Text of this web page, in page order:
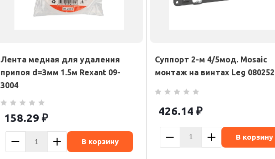
Лента медная для удаления
припоя d=3мм 1.5м Rexant 09-
3004
158.29 ₽
В корзину
Суппорт 2-м 4/5мод. Mosaic
монтаж на винтах Leg 080252
426.14 ₽
В корзину